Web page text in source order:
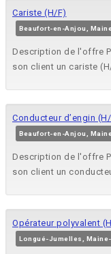
Cariste (H/F)
Beaufort-en-Anjou,
Description de l'offre
son client un cariste
Conducteur d’engin
Beaufort-en-Anjou,
Description de l'offre
son client un
Opérateur polyvalent
Longué-Jumelles,